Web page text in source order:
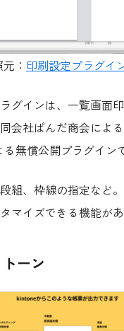
： 印刷設定プラグイ
グインは、一覧画面
会社ぱんだ商会によ
る無償公開プラグイン
組、枠線の指定など
マイズできる機能があ
トーン